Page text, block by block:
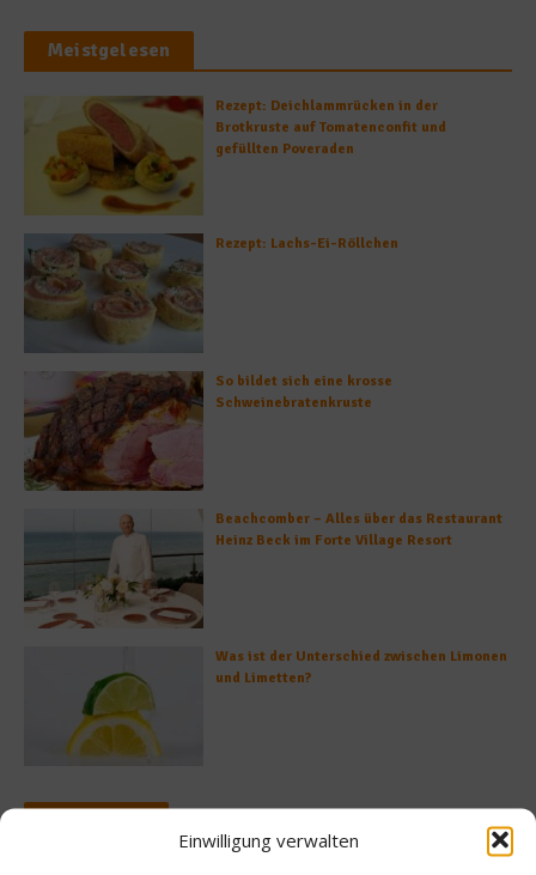
Einwilligung verwalten
Meistgelesen
Rezept: Deichlammrücken in der
Brotkruste auf Tomatenconfit und
gefüllten Poveraden
Rezept: Lachs-Ei-Röllchen
So bildet sich eine krosse
Schweinebratenkruste
Beachcomber – Alles über das Restaurant
Heinz Beck im Forte Village Resort
Was ist der Unterschied zwischen Limonen
und Limetten?